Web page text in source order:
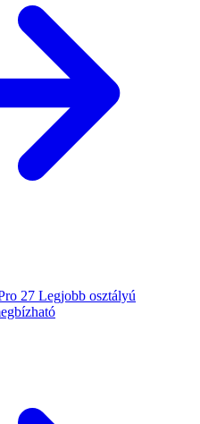
27 Legjobb osztályú